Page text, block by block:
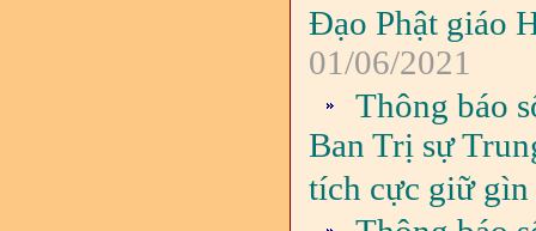
Đạo Phật giáo
01/06/2021
Thông báo
Ban Trị sự
tích cực giữ gìn